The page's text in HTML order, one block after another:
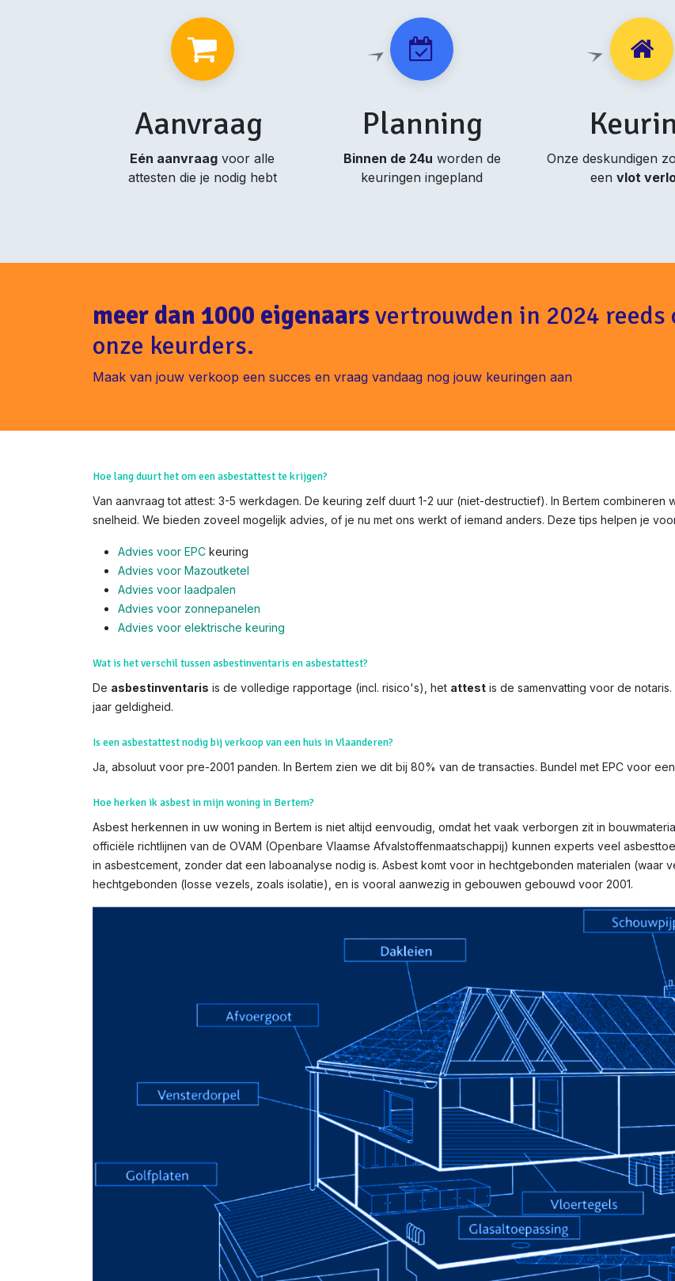
Aanvraag
Eén aanvraag voor alle
attesten die je nodig hebt
Planning
Binnen de 24u worden de
keuringen ingepland
Onze deskundigen
eenvlot
meer dan 1000 eigenaarsvertrouwden in 2024 reeds
onze keurders.
Maak van jouw verkoop een succes en vraag vandaag nog jouw keuringen aan
Hoe lang duurt het om een asbestattest te krijgen?
Van aanvraag tot attest: 3-5 werkdagen. De keuring zelf duurt 1-2 uur (niet-destructief). In Bertem
snelheid. We bieden zoveel mogelijk advies, of je nu met ons werkt of iemand anders. Deze tips helpen je
Advies voor EPC keuring
Advies voor Mazoutketel
Advies voor laadpalen
Advies voor zonnepanelen
Advies voor elektrische keuring
Wat is het verschil tussen asbestinventaris en asbestattest?
De asbestinventaris is de volledige rapportage (incl. risico's), het attest is de samenvatting voor de
jaar geldigheid.
Is een asbestattest nodig bij verkoop van een huis in Vlaanderen?
Ja, absoluut voor pre-2001 panden. In Bertem zien we dit bij 80% van de transacties. Bundel met EPC voor
Hoe herken ik asbest in mijn woning in Bertem?
Asbest herkennen in uw woning in Bertem is niet altijd eenvoudig, omdat het vaak verborgen zit in
officiële richtlijnen van de OVAM (Openbare Vlaamse Afvalstoffenmaatschappij) kunnen experts veel
in asbestcement, zonder dat een laboanalyse nodig is. Asbest komt voor in hechtgebonden materialen (waar
hechtgebonden (losse vezels, zoals isolatie), en is vooral aanwezig in gebouwen gebouwd voor 2001.